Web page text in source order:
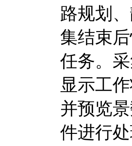
路规划
集结束
任务。
显示工
并预览
件进行